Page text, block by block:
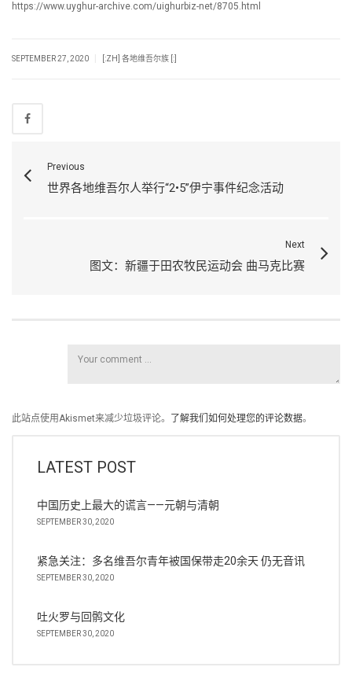
https://www.uyghur-archive.com/uighurbiz-net/8705.html
SEPTEMBER 27, 2020 [:ZH] 各地维吾尔族 [:]
Previous
世界各地维吾尔人举行“2•5”伊宁事件纪念活动
Next
图文：新疆于田农牧民运动会 曲马克比赛
此站点使用Akismet来减少垃圾评论。 了解我们如何处理您的评论数据。
LATEST POST
中国历史上最大的谎言——元朝与清朝
SEPTEMBER 30, 2020
紧急关注：多名维吾尔青年被国保带走20余天 仍无音讯
SEPTEMBER 30, 2020
吐火罗与回鹘文化
SEPTEMBER 30, 2020